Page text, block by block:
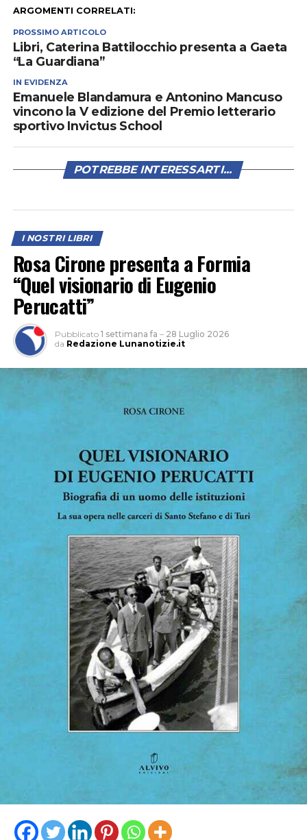
ARGOMENTI CORRELATI:
PROSSIMO ARTICOLO
Libri, Caterina Battilocchio presenta a Gaeta
“La Guardiana”
IN EVIDENZA
Emanuele Blandamura e Antonino Mancuso
vincono la V edizione del Premio letterario
sportivo Invictus School
POTREBBE INTERESSARTI...
I NOSTRI LIBRI
Rosa Cirone presenta a Formia
“Quel visionario di Eugenio
Perucatti”
Pubblicato 1 settimana fa – 28 Luglio 2026
da Redazione Lunanotizie.it